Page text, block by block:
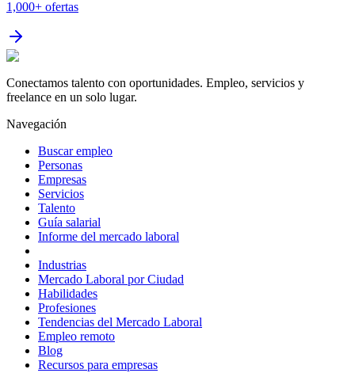
1,000+ ofertas
Conectamos talento con oportunidades. Empleo, servicios y
freelance en un solo lugar.
Navegación
Buscar empleo
Personas
Empresas
Servicios
Talento
Guía salarial
Informe del mercado laboral
Industrias
Mercado Laboral por Ciudad
Habilidades
Profesiones
Tendencias del Mercado Laboral
Empleo remoto
Blog
Recursos para empresas